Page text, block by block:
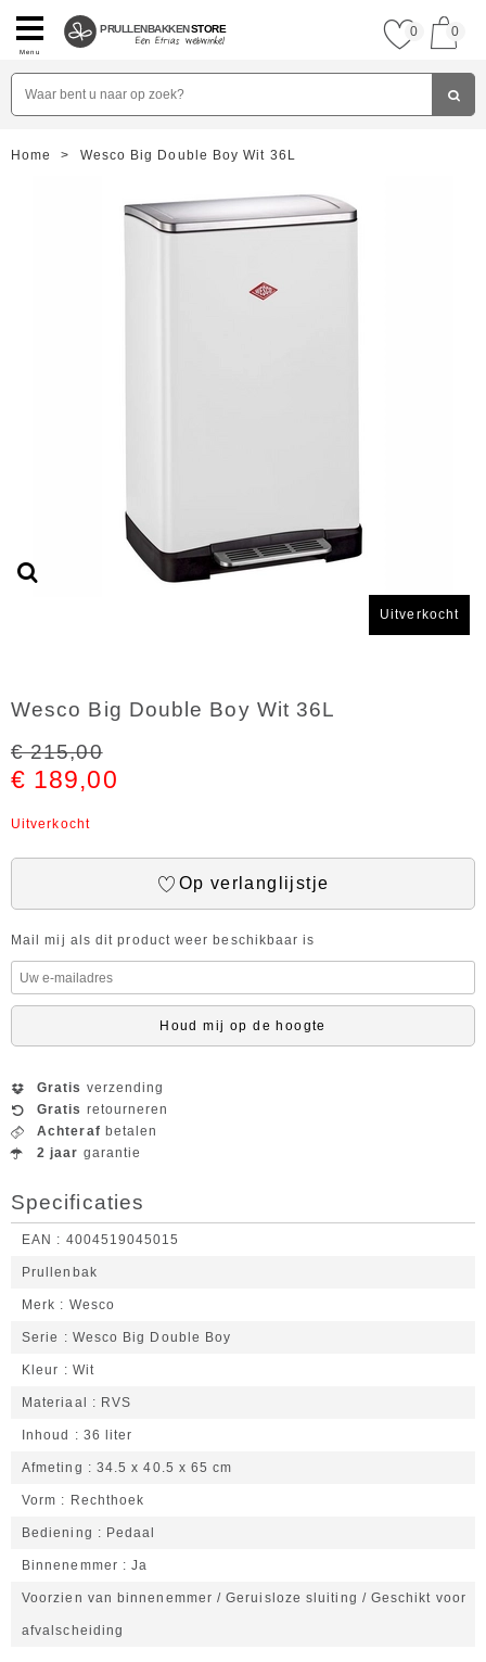
Menu
PRULLENBAKKENSTORE 0 0
Home > Wesco Big Double Boy Wit 36L
Uitverkocht
Wesco Big Double Boy Wit 36L
€ 215,00
€ 189,00
Uitverkocht
Op verlanglijstje
Mail mij als dit product weer beschikbaar is
Houd mij op de hoogte
Gratis verzending
Gratis retourneren
Achteraf betalen
2 jaar garantie
Specificaties
EAN 4004519045015
Prullenbak
Merk Wesco
Serie Wesco Big Double Boy
Kleur Wit
Materiaal RVS
Inhoud 36 liter
Afmeting 34.5 x 40.5 x 65 cm
Vorm Rechthoek
Bediening Pedaal
Binnenemmer Ja
Voorzien van binnenemmer / Geruisloze sluiting / Geschikt voor
afvalscheiding